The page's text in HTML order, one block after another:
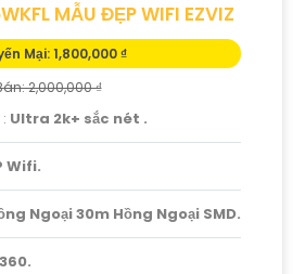
MẪU ĐẸP WIFI EZVIZ
Mại: 1,800,000 ₫
2,000,000 ₫
Ultra 2k+ sắc nét .
Wifi.
Ngoại 30m Hồng Ngoại SMD.